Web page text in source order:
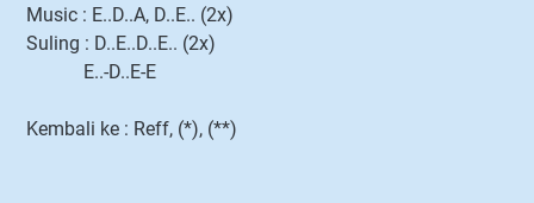
Music : E..D..A, D..E.. (2x)
Suling : D..E..D..E.. (2x)
E..-D..E-E
Kembali ke : Reff, (*), (**)